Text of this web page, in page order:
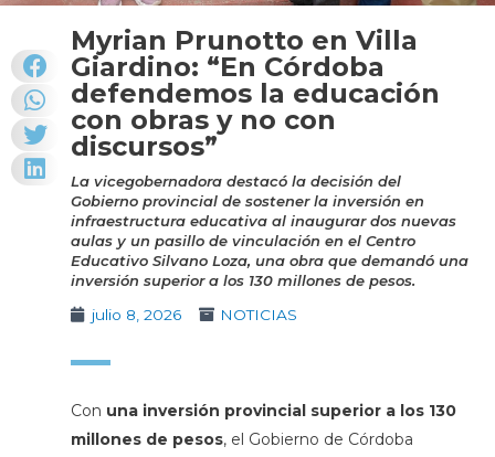
Myrian Prunotto en Villa
Giardino: “En Córdoba
defendemos la educación
con obras y no con
discursos”
La vicegobernadora destacó la decisión del
Gobierno provincial de sostener la inversión en
infraestructura educativa al inaugurar dos nuevas
aulas y un pasillo de vinculación en el Centro
Educativo Silvano Loza, una obra que demandó una
inversión superior a los 130 millones de pesos.
julio 8, 2026
NOTICIAS
Con una inversión provincial superior a los 130
millones de pesos, el Gobierno de Córdoba